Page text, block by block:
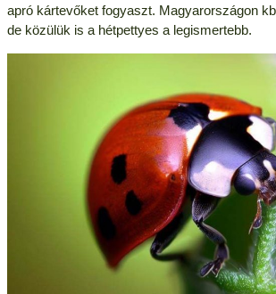
apró kártevőket fogyaszt. Magyarországon
de közülük is a hétpettyes a legismertebb.